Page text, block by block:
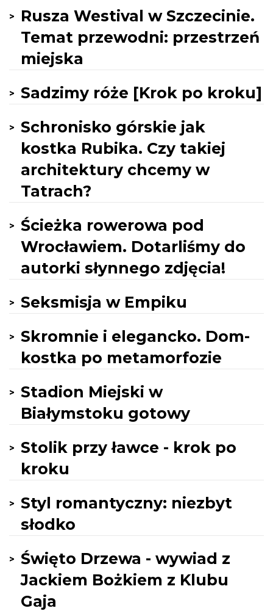
Rusza Westival w Szczecinie.
Temat przewodni: przestrzeń
miejska
Sadzimy róże [Krok po kroku]
Schronisko górskie jak
kostka Rubika. Czy takiej
architektury chcemy w
Tatrach?
Ścieżka rowerowa pod
Wrocławiem. Dotarliśmy do
autorki słynnego zdjęcia!
Seksmisja w Empiku
Skromnie i elegancko. Dom-
kostka po metamorfozie
Stadion Miejski w
Białymstoku gotowy
Stolik przy ławce - krok po
kroku
Styl romantyczny: niezbyt
słodko
Święto Drzewa - wywiad z
Jackiem Bożkiem z Klubu
Gaja